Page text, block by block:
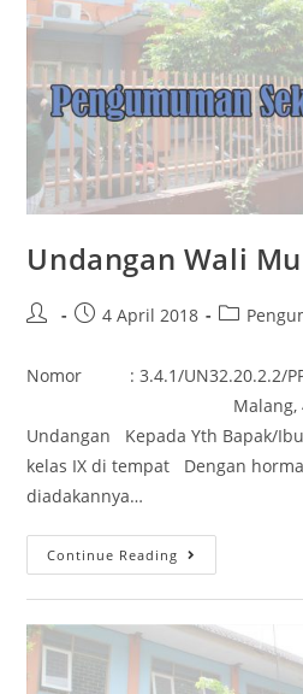
Undangan Wali
4 April 2018
Nomor : 3.4.1/UN32.20.2.2/
Malang, 4
Undangan Kepada Yth Bapak/
kelas IX di tempat Dengan
diadakannya…
Continue Reading